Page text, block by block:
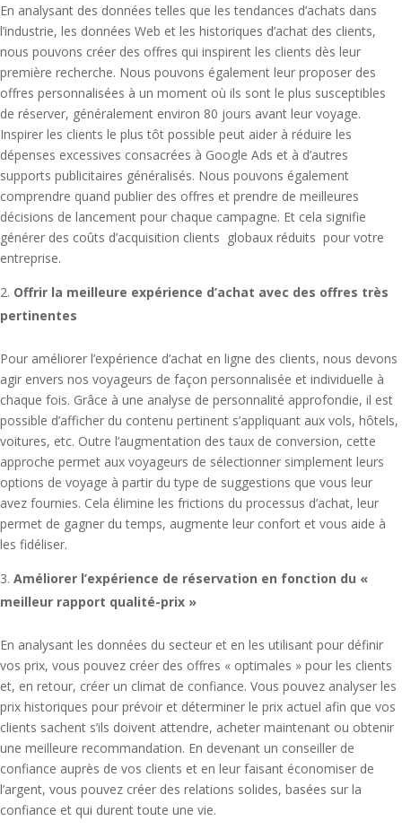
En analysant des données telles que les tendances d’achats dans
l’industrie, les données Web et les historiques d’achat des clients,
nous pouvons créer des offres qui inspirent les clients dès leur
première recherche. Nous pouvons également leur proposer des
offres personnalisées à un moment où ils sont le plus susceptibles
de réserver, généralement environ 80 jours avant leur voyage.
Inspirer les clients le plus tôt possible peut aider à réduire les
dépenses excessives consacrées à Google Ads et à d’autres
supports publicitaires généralisés. Nous pouvons également
comprendre quand publier des offres et prendre de meilleures
décisions de lancement pour chaque campagne. Et cela signifie
générer des coûts d’acquisition clients globaux réduits pour votre
entreprise.
Offrir la meilleure expérience d’achat avec des offres très
pertinentes
Pour améliorer l’expérience d’achat en ligne des clients, nous devons
agir envers nos voyageurs de façon personnalisée et individuelle à
chaque fois. Grâce à une analyse de personnalité approfondie, il est
possible d’afficher du contenu pertinent s’appliquant aux vols, hôtels,
voitures, etc. Outre l’augmentation des taux de conversion, cette
approche permet aux voyageurs de sélectionner simplement leurs
options de voyage à partir du type de suggestions que vous leur
avez fournies. Cela élimine les frictions du processus d’achat, leur
permet de gagner du temps, augmente leur confort et vous aide à
les fidéliser.
Améliorer l’expérience de réservation en fonction du «
meilleur rapport qualité-prix »
En analysant les données du secteur et en les utilisant pour définir
vos prix, vous pouvez créer des offres « optimales » pour les clients
et, en retour, créer un climat de confiance. Vous pouvez analyser les
prix historiques pour prévoir et déterminer le prix actuel afin que vos
clients sachent s’ils doivent attendre, acheter maintenant ou obtenir
une meilleure recommandation. En devenant un conseiller de
confiance auprès de vos clients et en leur faisant économiser de
l’argent, vous pouvez créer des relations solides, basées sur la
confiance et qui durent toute une vie.